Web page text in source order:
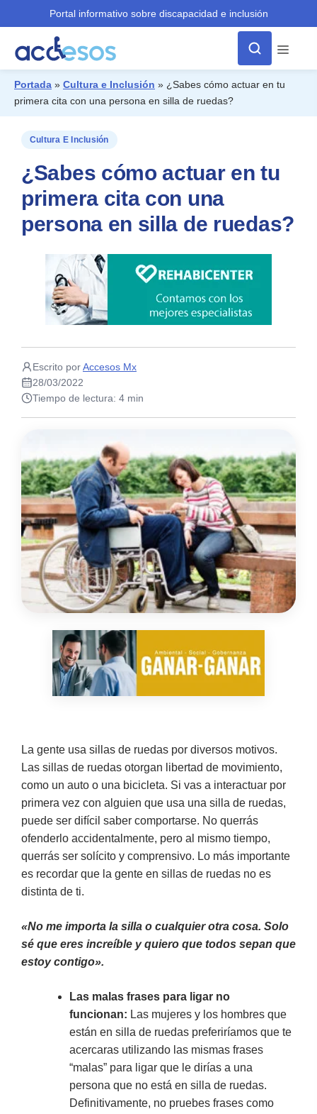
Portal informativo sobre discapacidad e inclusión
Menú
¿Qué buscas?
Portada » Cultura e Inclusión » ¿Sabes cómo actuar en tu
primera cita con una persona en silla de ruedas?
Cultura E Inclusión
¿Sabes cómo actuar en tu
primera cita con una
persona en silla de ruedas?
Escrito porAccesos Mx
28/03/2022
Tiempo de lectura: 4 min
La gente usa sillas de ruedas por diversos motivos.
Las sillas de ruedas otorgan libertad de movimiento,
como un auto o una bicicleta. Si vas a interactuar por
primera vez con alguien que usa una silla de ruedas,
puede ser difícil saber comportarse. No querrás
ofenderlo accidentalmente, pero al mismo tiempo,
querrás ser solícito y comprensivo. Lo más importante
es recordar que la gente en sillas de ruedas no es
distinta de ti.
«No me importa la silla o cualquier otra cosa. Solo
sé que eres increíble y quiero que todos sepan que
estoy contigo».
Las malas frases para ligar no
funcionan: Las mujeres y los hombres que
están en silla de ruedas preferiríamos que te
acercaras utilizando las mismas frases
“malas” para ligar que le dirías a una
persona que no está en silla de ruedas.
Definitivamente, no pruebes frases como